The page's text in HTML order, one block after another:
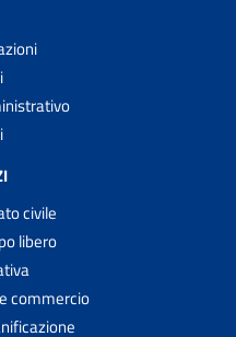
civile
libero
commercio